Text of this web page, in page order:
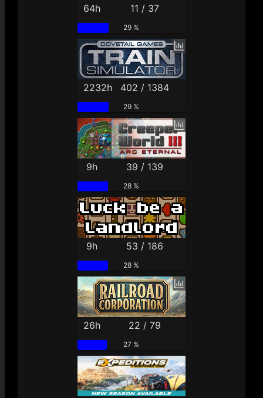
64h 11 / 37
29 %
2232h 402 / 1384
29 %
9h 39 / 139
28 %
9h 53 / 186
28 %
26h 22 / 79
27 %